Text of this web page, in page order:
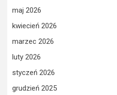
maj 2026
kwiecień 2026
marzec 2026
luty 2026
styczeń 2026
grudzień 2025